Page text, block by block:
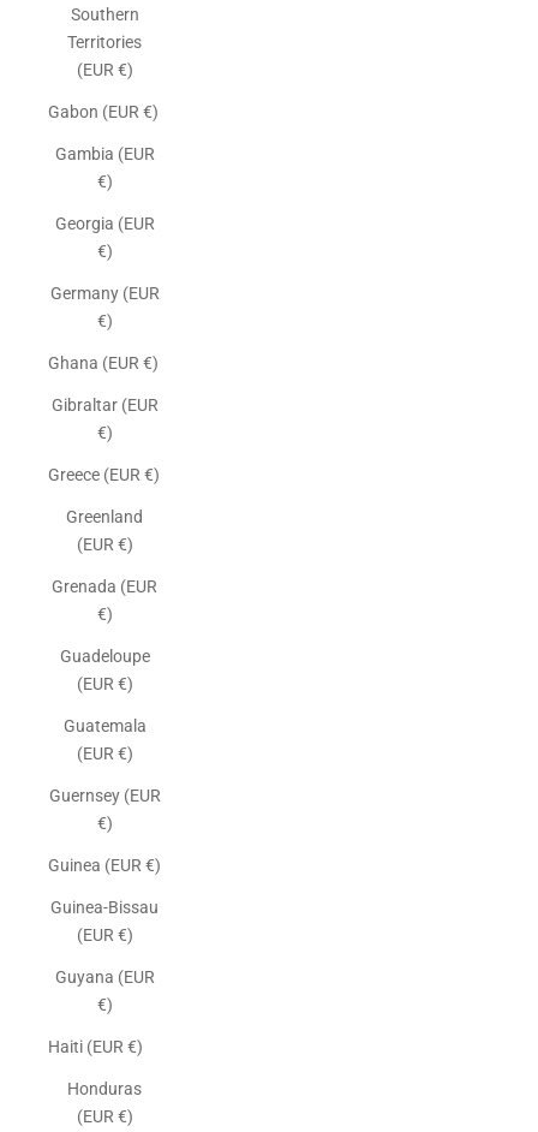
Southern
Territories
(EUR €)
Gabon (EUR €)
Gambia (EUR
€)
Georgia (EUR
€)
Germany (EUR
€)
Ghana (EUR €)
Gibraltar (EUR
€)
Greece (EUR €)
Greenland
(EUR €)
Grenada (EUR
€)
Guadeloupe
(EUR €)
Guatemala
(EUR €)
Guernsey (EUR
€)
Guinea (EUR €)
Guinea-Bissau
(EUR €)
Guyana (EUR
€)
Haiti (EUR €)
Honduras
(EUR €)